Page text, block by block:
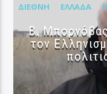
ΔΙΕΘΝΉ ΕΛΛΆΔΑ
B.
τον